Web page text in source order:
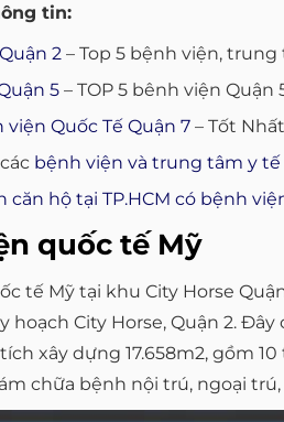
tin:
2– Top 5 bệnh viện, trung
5– TOP 5 bênh viện Quận
viện Quốc Tế Quận 7– Tốt
bệnh viện và trung tâm y tế
căn hộ tại TP.HCM có bệnh
quốc tế Mỹ
tế Mỹ tại khu City Horse
hoạch City Horse, Quận 2.
xây dựng 17.658m2, gồm
chữa bệnh nội trú, ngoại